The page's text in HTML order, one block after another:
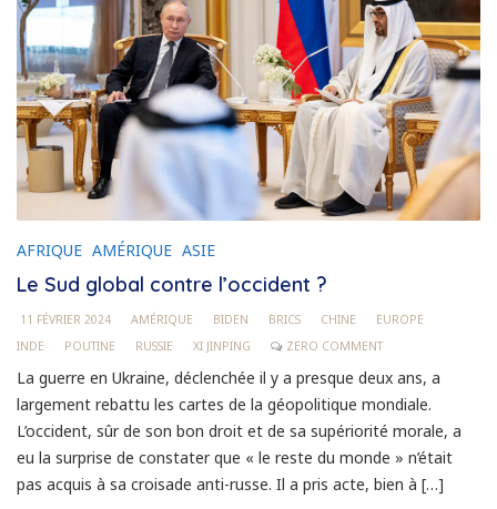
AFRIQUE AMÉRIQUE ASIE
Le Sud global contre l’occident ?
11 FÉVRIER 2024 AMÉRIQUE BIDEN BRICS CHINE
EUROPE
INDE
POUTINE RUSSIE XI JINPING ZERO COMMENT
La guerre en Ukraine, déclenchée il y a presque deux ans, a
largement rebattu les cartes de la géopolitique mondiale.
L’occident, sûr de son bon droit et de sa supériorité morale, a
eu la surprise de constater que « le reste du monde » n’était
pas acquis à sa croisade anti-russe. Il a pris acte, bien à […]